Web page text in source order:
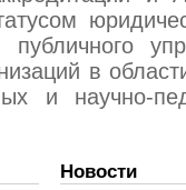
публичного
в
и научно-
Новости